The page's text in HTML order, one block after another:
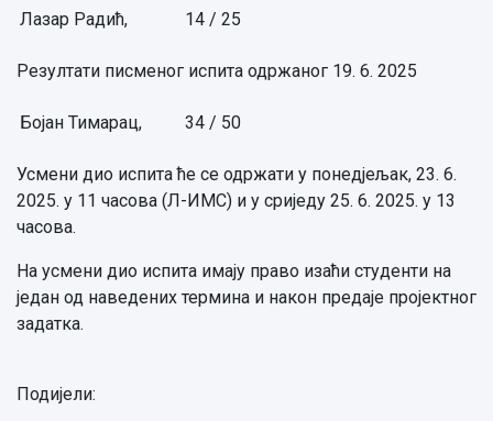
Лазар Радић, 14 / 25
Резултати писменог испита одржаног 19. 6. 2025
Бојан Тимарац, 34 / 50
Усмени дио испита ће се одржати у понедјељак, 23. 6.
2025. у 11 часова (Л-ИМС) и у сриједу 25. 6. 2025. у 13
часова.
На усмени дио испита имају право изаћи студенти на
један од наведених термина и након предаје пројектног
задатка.
Подијели: